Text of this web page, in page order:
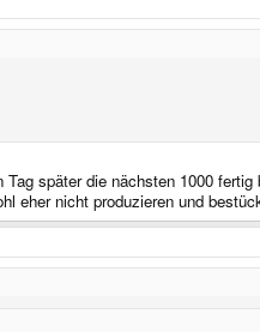
später die nächsten 1000
eher nicht produzieren und